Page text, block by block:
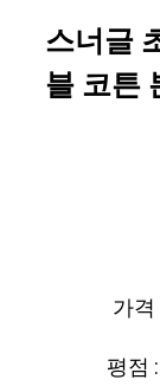
스너글
블 코튼
가격
평점